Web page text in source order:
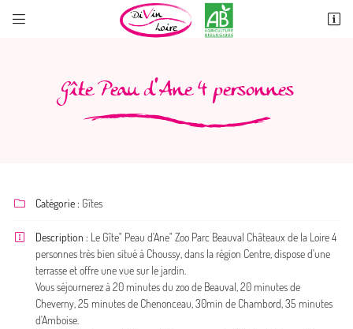
 
60 Rue de Contres
 Adresse email de réception
Recopier le code ci-contre
Rafraîchir le captcha
Gîte Peau d'Ane 4 personnes
 Catégorie : Gîtes
 Description : Le Gîte" Peau d'Ane" Zoo Parc Beauval Châteaux de la Loire 4
personnes très bien situé à Choussy, dans la région Centre, dispose d'une
terrasse et offre une vue sur le jardin.
Vous séjournerez à 20 minutes du zoo de Beauval, 20 minutes de
Cheverny, 25 minutes de Chenonceau, 30min de Chambord, 35 minutes
d'Amboise.